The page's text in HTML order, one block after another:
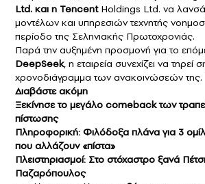
Ltd. και η TencentHoldings Ltd. να
μοντέλων και υπηρεσιών τεχνητής
περίοδο της Σεληνιακής Πρωτοχρονιάς.
Παρά την αυξημένη προσμονή για το
DeepSeek, η εταιρεία συνεχίζει να τηρεί
χρονοδιάγραμμα των ανακοινώσεών της.
Διαβάστε ακόμη
Ξεκίνησε το μεγάλο comeback των
πίστωσης
Πληροφορική: Φιλόδοξα πλάνα για 3
που αλλάζουν «πίστα»
Πλειστηριασμοί: Στο στόχαστρο ξανά
Παζαρόπουλος